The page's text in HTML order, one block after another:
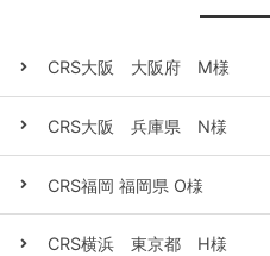
CRS大阪 大阪府 M様
CRS大阪 兵庫県 N様
CRS福岡 福岡県 O様
CRS横浜 東京都 H様